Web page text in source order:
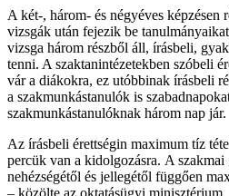
A két-, három- és négyéves képzésen
vizsgák után fejezik be
vizsga három részből áll, írásbeli,
tenni. A szaktanintézetekben szóbeli
vár a diákokra, ez utóbbinak írásbeli
a szakmunkástanulók is
szakmunkástanulóknak három nap jár.
Az írásbeli érettségin maximum tíz
percük van a kidolgozásra. A
nehézségétől és jellegétől függően
– közölte az oktatásügyi minisztérium.